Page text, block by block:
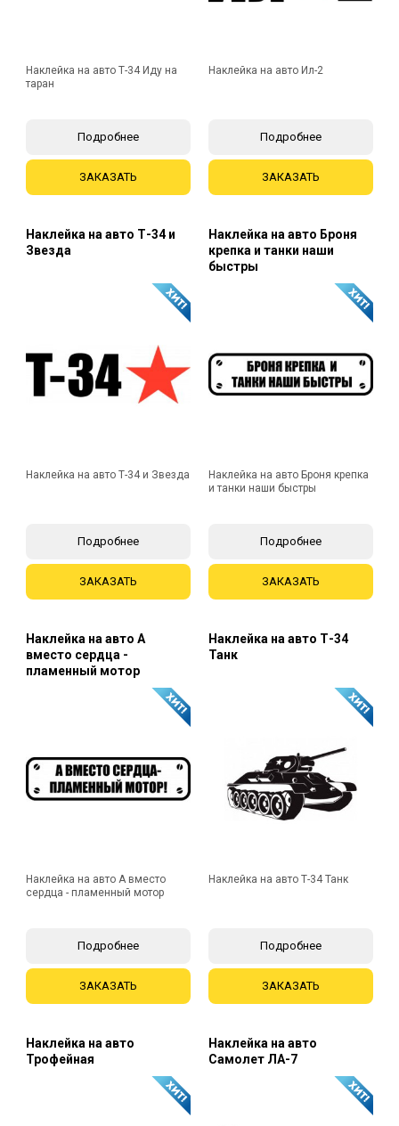
Наклейка на авто Т-34 Иду на
таран
Подробнее
ЗАКАЗАТЬ
Наклейка на авто Ил-2
Подробнее
ЗАКАЗАТЬ
Наклейка на авто Т-34 и
Звезда
Наклейка на авто Т-34 и Звезда
Подробнее
ЗАКАЗАТЬ
Наклейка на авто Броня
крепка и танки наши
быстры
Наклейка на авто Броня крепка
и танки наши быстры
Подробнее
ЗАКАЗАТЬ
Наклейка на авто А
вместо сердца -
пламенный мотор
Наклейка на авто А вместо
сердца - пламенный мотор
Подробнее
ЗАКАЗАТЬ
Наклейка на авто Т-34
Танк
Наклейка на авто Т-34 Танк
Подробнее
ЗАКАЗАТЬ
Наклейка на авто
Трофейная
Наклейка на авто
Самолет ЛА-7